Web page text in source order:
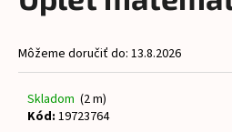
5
hviezdičiek.
Môžeme doručiť do: 13.8.2026
Skladom (2 m)
Kód: 19723764
j
s
?